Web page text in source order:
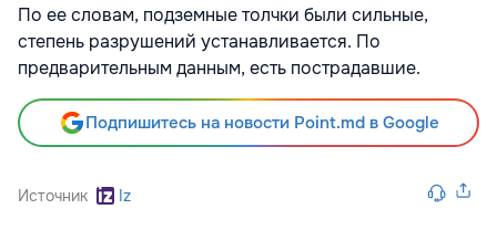
По ее словам, подземные толчки были сильные,
степень разрушений устанавливается. По
предварительным данным, есть пострадавшие.
Подпишитесь на новости Point.md в Google
Источник Iz